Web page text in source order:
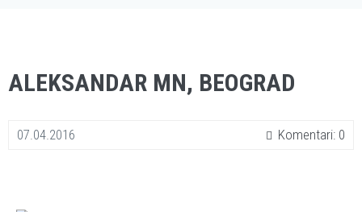
ALEKSANDAR MN, BEOGRAD
07.04.2016 Komentari: 0